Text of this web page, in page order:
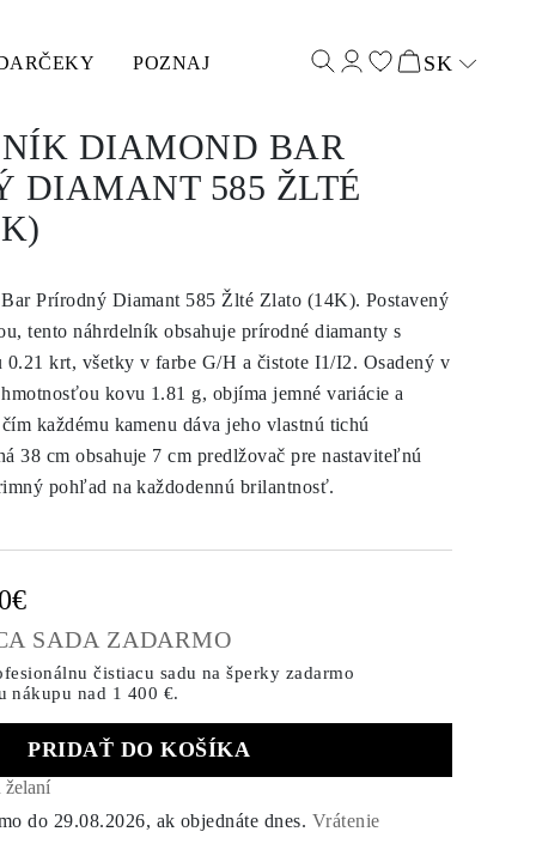
POZNAJ SK
DIAMOND BAR
DIAMANT 585 ŽLTÉ
Prírodný Diamant 585 Žlté Zlato (14K). Postavený
tento náhrdelník obsahuje prírodné diamanty s
krt, všetky v farbe G/H a čistote I1/I2. Osadený v
kovu 1.81 g, objíma jemné variácie a
každému kamenu dáva jeho vlastnú tichú
38 cm obsahuje 7 cm predlžovač pre nastaviteľnú
pohľad na každodennú brilantnosť.
SADA ZADARMO
čistiacu sadu na šperky zadarmo
nákupu nad 1 400 €.
PRIDAŤ DO KOŠÍKA
želaní
do 29.08.2026, ak objednáte dnes. Vrátenie